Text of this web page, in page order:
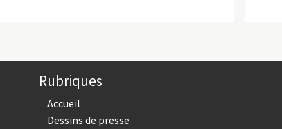
Rubriques
Accueil
Dessins de presse